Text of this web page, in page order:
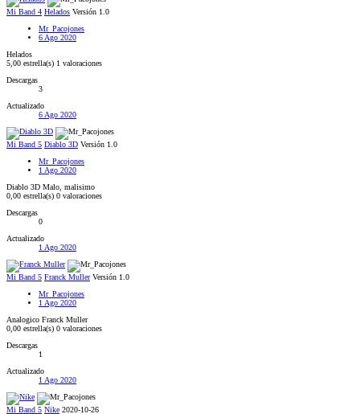
Mi Band 4 Helados Versión 1.0
Mr_Pacojones
6 Ago 2020
Helados
5,00 estrella(s) 1 valoraciones
Descargas
3
Actualizado
6 Ago 2020
Mi Band 5 Diablo 3D Versión 1.0
Mr_Pacojones
1 Ago 2020
Diablo 3D Malo, malisimo
0,00 estrella(s) 0 valoraciones
Descargas
0
Actualizado
1 Ago 2020
Mi Band 5 Franck Muller Versión 1.0
Mr_Pacojones
1 Ago 2020
Analogico Franck Muller
0,00 estrella(s) 0 valoraciones
Descargas
1
Actualizado
1 Ago 2020
Mi Band 5 Nike 2020-10-26